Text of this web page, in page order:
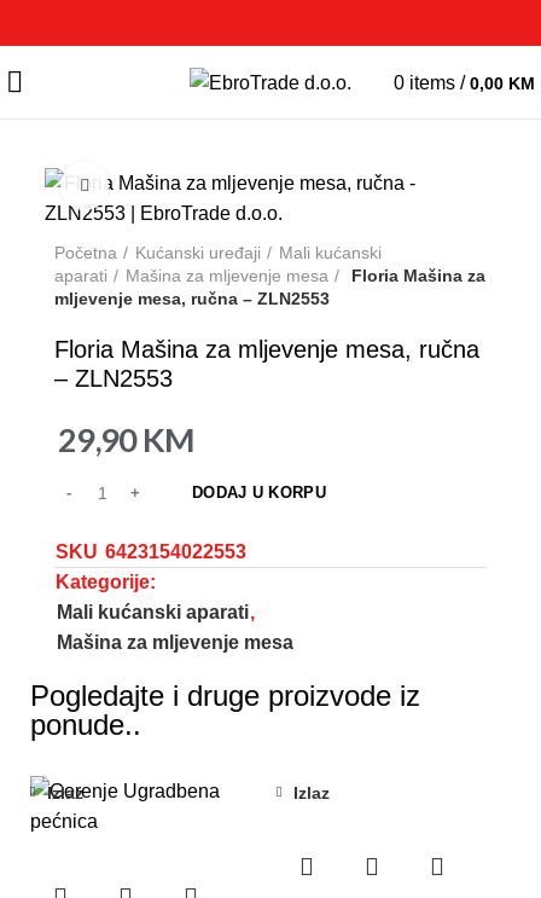
0 items / 0,00 KM
Click to enlarge
Početna Kućanski uređaji
Mali kućanski
aparati
Mašina za mljevenje mesa
Floria Mašina za
mljevenje mesa, ručna – ZLN2553
Floria Mašina za mljevenje mesa, ručna
– ZLN2553
29,90KM
DODAJ U KORPU
SKU 6423154022553
Kategorije:
Mali kućanski aparati,
Mašina za mljevenje mesa
Pogledajte i druge proizvode iz
ponude..
Izlaz Izlaz